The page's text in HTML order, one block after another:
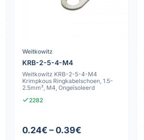
Weitkowitz
KRB-2-5-4-M4
Weitkowitz KRB-2-5-4-M4
Krimpkous Ringkabelschoen, 1.5-
2.5mm², M4, Ongeïsoleerd
2282
0.24€ – 0.39€